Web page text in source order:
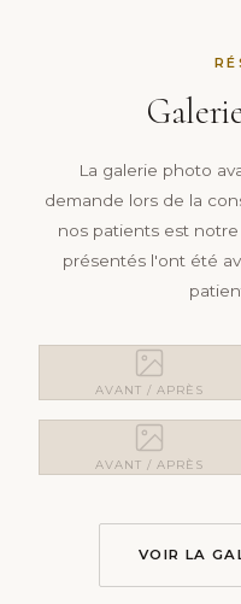
La galerie photo
demande lors de la
nos patients est
présentés l'ont été
AVANT / APRÈS
AVANT / APRÈS
VOIR LA